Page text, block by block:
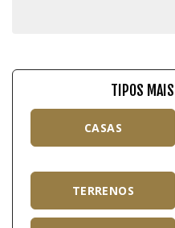
TIPOS
CASAS
TERRENOS